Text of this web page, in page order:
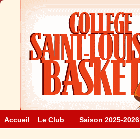
Accueil Le Club Saison 2025-2026